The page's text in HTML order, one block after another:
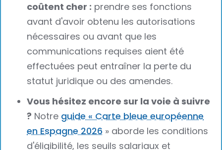
coûtent cher : prendre ses fonctions
avant d'avoir obtenu les autorisations
nécessaires ou avant que les
communications requises aient été
effectuées peut entraîner la perte du
statut juridique ou des amendes.
Vous hésitez encore sur la voie à suivre
? Notre guide « Carte bleue européenne
en Espagne 2026 » aborde les conditions
d'éligibilité, les seuils salariaux et